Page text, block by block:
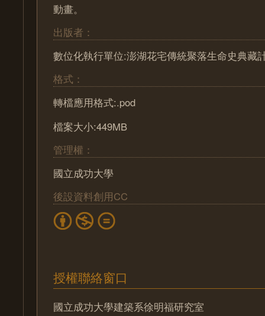
動畫。
出版者：
數位化執行單位:澎湖花宅傳統聚落生命史典藏
格式：
轉檔應用格式:.pod
檔案大小:449MB
管理權：
國立成功大學
後設資料創用CC
授權聯絡窗口
國立成功大學建築系徐明福研究室